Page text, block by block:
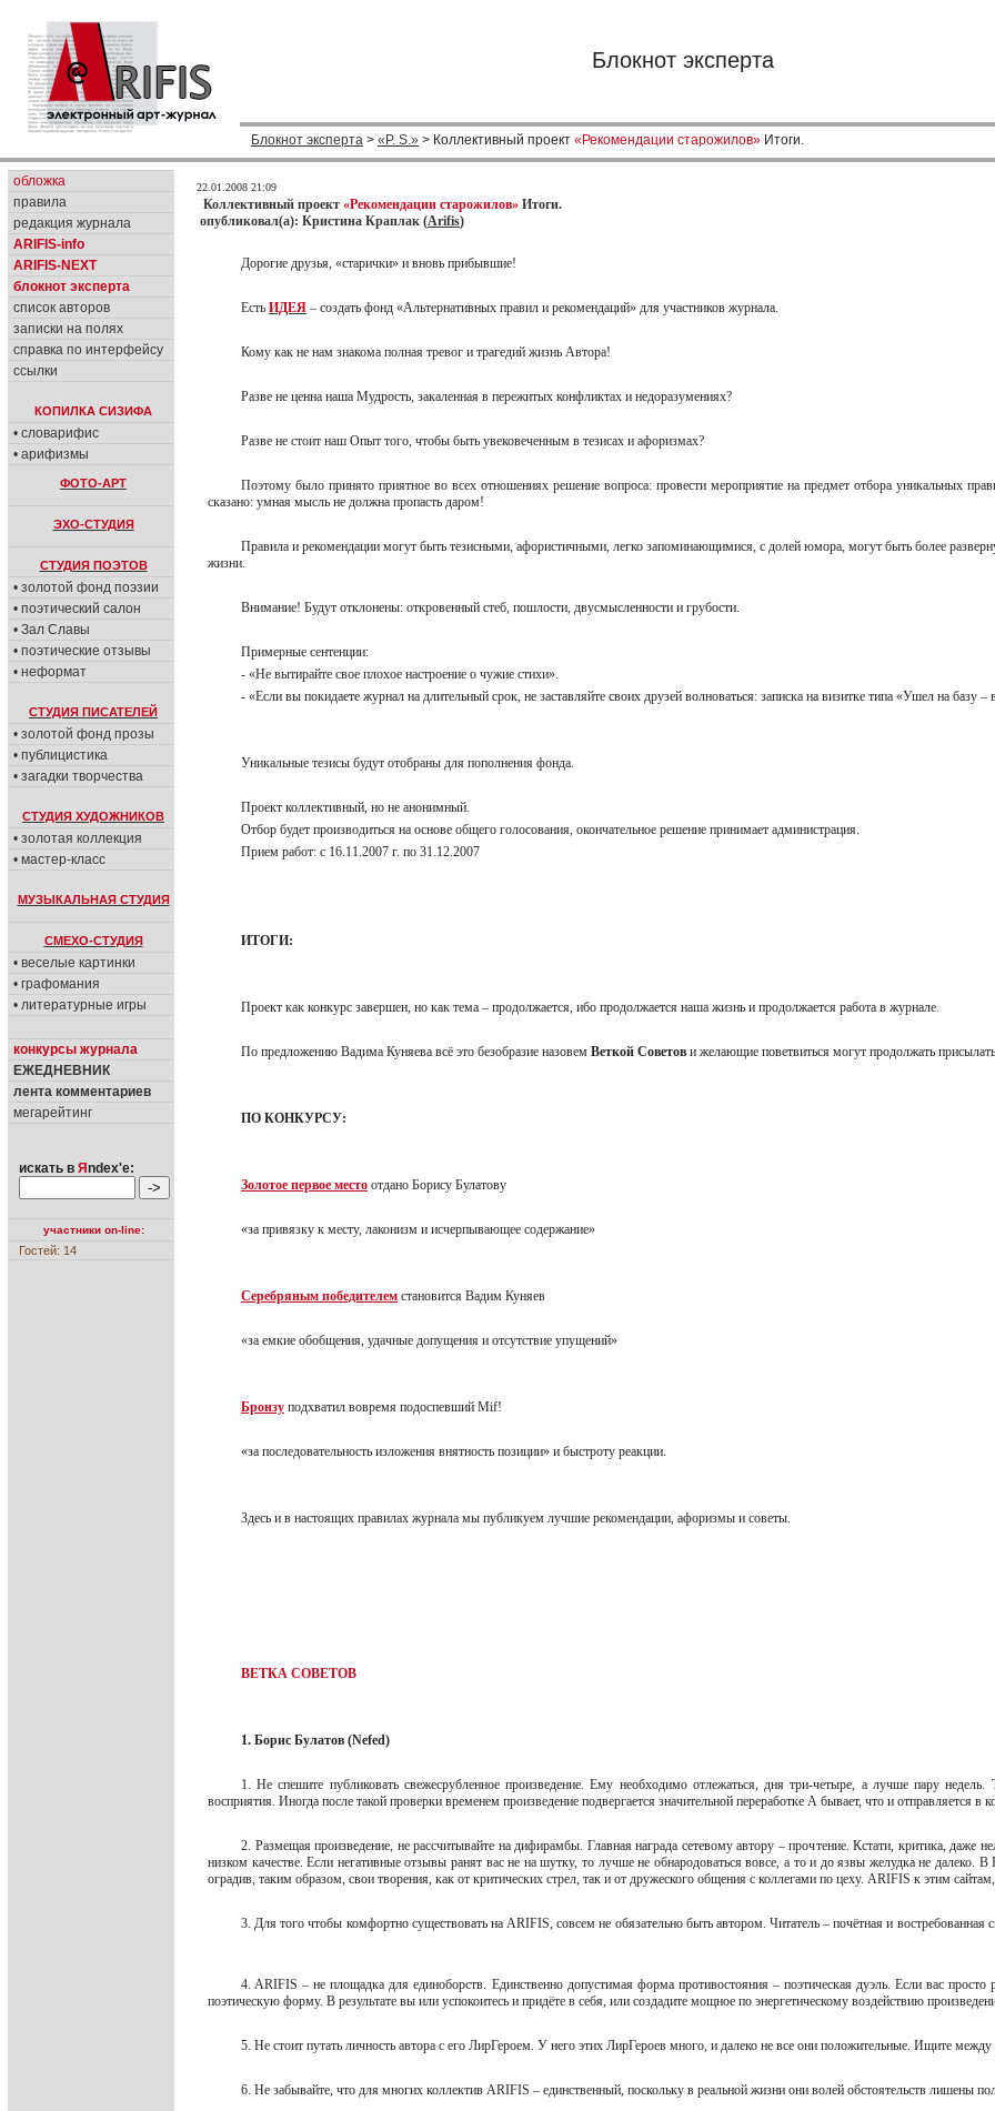
Блокнот эксперта
Блокнот эксперта > «P. S.» > Коллективный проект «Рекомендации старожилов» Итоги.
обложка
правила
редакция журнала
ARIFIS-info
ARIFIS-NEXT
блокнот эксперта
список авторов
записки на полях
справка по интерфейсу
ссылки
КОПИЛКА СИЗИФА
• словарифис
• арифизмы
ФОТО-АРТ
ЭХО-СТУДИЯ
СТУДИЯ ПОЭТОВ
• золотой фонд поэзии
• поэтический салон
• Зал Славы
• поэтические отзывы
• неформат
СТУДИЯ ПИСАТЕЛЕЙ
• золотой фонд прозы
• публицистика
• загадки творчества
СТУДИЯ ХУДОЖНИКОВ
• золотая коллекция
• мастер-класс
МУЗЫКАЛЬНАЯ СТУДИЯ
СМЕХО-СТУДИЯ
• веселые картинки
• графомания
• литературные игры
конкурсы журнала
ЕЖЕДНЕВНИК
лента комментариев
мегарейтинг
искать в Я ndex'е:
участники on-line:
Гостей: 14
22.01.2008 21:09
Коллективный проект «Рекомендации старожилов» Итоги.
опубликовал(а): Кристина Краплак (Arifis)
Дорогие друзья, «старички» и вновь прибывшие!
Есть ИДЕЯ – создать фонд «Альтернативных правил и рекомендаций» для участников журнала.
Кому как не нам знакома полная тревог и трагедий жизнь Автора!
Разве не ценна наша Мудрость, закаленная в пережитых конфликтах и недоразумениях?
Разве не стоит наш Опыт того, чтобы быть увековеченным в тезисах и афоризмах?
Поэтому было принято приятное во всех отношениях решение вопроса: провести мероприятие на предмет отбора уникальных
сказано: умная мысль не должна пропасть даром!
Правила и рекомендации могут быть тезисными, афористичными, легко запоминающимися, с долей юмора, могут быть более
жизни.
Внимание! Будут отклонены: откровенный стеб, пошлости, двусмысленности и грубости.
Примерные сентенции:
- «Не вытирайте свое плохое настроение о чужие стихи».
- «Если вы покидаете журнал на длительный срок, не заставляйте своих друзей волноваться: записка на визитке типа «Ушел на базу –
Уникальные тезисы будут отобраны для пополнения фонда.
Проект коллективный, но не анонимный.
Отбор будет производиться на основе общего голосования, окончательное решение принимает администрация.
Прием работ: с 16.11.2007 г. по 31.12.2007
ИТОГИ:
Проект как конкурс завершен, но как тема – продолжается, ибо продолжается наша жизнь и продолжается работа в журнале.
По предложению Вадима Куняева всё это безобразие назовем Веткой Советов и желающие поветвиться могут продолжать
ПО КОНКУРСУ:
Золотое первое место отдано Борису Булатову
«за привязку к месту, лаконизм и исчерпывающее содержание»
Серебряным победителем становится Вадим Куняев
«за емкие обобщения, удачные допущения и отсутствие упущений»
Бронзу подхватил вовремя подоспевший Mif!
«за последовательность изложения внятность позиции» и быстроту реакции.
Здесь и в настоящих правилах журнала мы публикуем лучшие рекомендации, афоризмы и советы.
ВЕТКА СОВЕТОВ
1. Борис Булатов (Nefed)
1. Не спешите публиковать свежесрубленное произведение. Ему необходимо отлежаться, дня три-четыре, а лучше пару
восприятия. Иногда после такой проверки временем произведение подвергается значительной переработке А бывает, что и отправляется в
2. Размещая произведение, не рассчитывайте на дифирамбы. Главная награда сетевому автору – прочтение. Кстати, критика, даже
низком качестве. Если негативные отзывы ранят вас не на шутку, то лучше не обнародоваться вовсе, а то и до язвы желудка не
оградив, таким образом, свои творения, как от критических стрел, так и от дружеского общения с коллегами по цеху. ARIFIS к этим
3. Для того чтобы комфортно существовать на ARIFIS, совсем не обязательно быть автором. Читатель – почётная и
4. ARIFIS – не площадка для единоборств. Единственно допустимая форма противостояния – поэтическая дуэль. Если вас просто
поэтическую форму. В результате вы или успокоитесь и придёте в себя, или создадите мощное по энергетическому воздействию
5. Не стоит путать личность автора с его ЛирГероем. У него этих ЛирГероев много, и далеко не все они положительные. Ищите между
6. Не забывайте, что для многих коллектив ARIFIS – единственный, поскольку в реальной жизни они волей обстоятельств лишены